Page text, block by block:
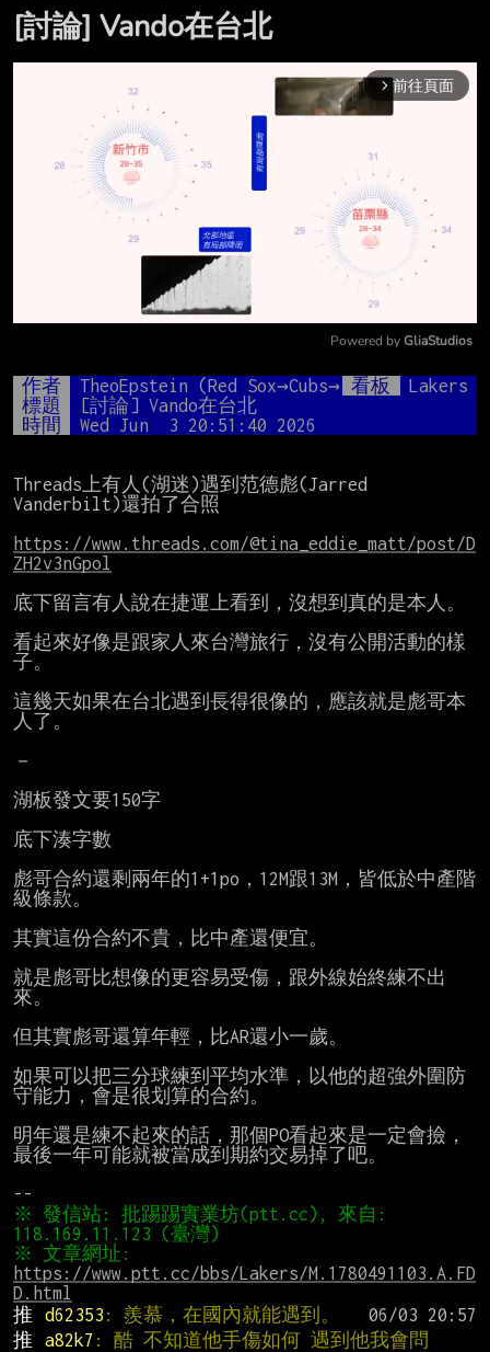
[討論] Vando在台北
arrow_forward_ios 前往頁面
Mute
Powered by GliaStudios
作者 TheoEpstein (Red Sox→Cubs→？)看板
Lakers
標題
[討論] Vando在台北
時間
Wed Jun  3 20:51:40 2026
Threads上有人(湖迷)遇到范德彪(Jarred
Vanderbilt)還拍了合照
https://www.threads.com/@tina_eddie_matt/post/D
ZH2v3nGpol
底下留言有人說在捷運上看到，沒想到真的是本人。
看起來好像是跟家人來台灣旅行，沒有公開活動的樣
子。
這幾天如果在台北遇到長得很像的，應該就是彪哥本
人了。
－
湖板發文要150字
底下湊字數
彪哥合約還剩兩年的1+1po，12M跟13M，皆低於中產階
級條款。
其實這份合約不貴，比中產還便宜。
就是彪哥比想像的更容易受傷，跟外線始終練不出
來。
但其實彪哥還算年輕，比AR還小一歲。
如果可以把三分球練到平均水準，以他的超強外圍防
守能力，會是很划算的合約。
明年還是練不起來的話，那個PO看起來是一定會撿，
最後一年可能就被當成到期約交易掉了吧。
※ 發信站: 批踢踢實業坊(ptt.cc), 來自:
https://www.ptt.cc/bbs/Lakers/M.1780491103.A.FD
D.html
推
d62353 : 羨慕，在國內就能遇到。
推
a82k7 : 酷 不知道他手傷如何 遇到他我會問